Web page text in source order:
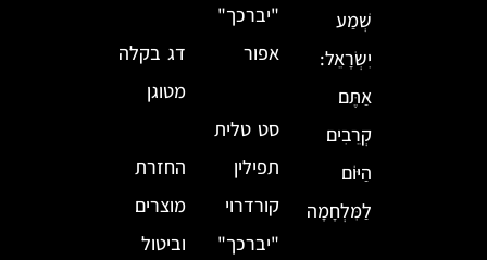
שְׁמַע
יִשְׂרָאֵל:
אַתֶּם
קְרֵבִים
הַיּוֹם
לַמִּלְחָמָה
"יברכך"
אפור
סט טלית
תפילין
קורדרוי
"יברכך"
דג בקלה
מטוגן
החזרת
מוצרים
וביטול